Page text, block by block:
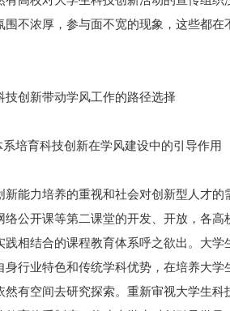
围不浓厚，参与面不宽的现象，这些都
技创新带动学风工作的路径选择
培育科技创新在学风建设中的引导作用
新能力培养的重视和社会对创新型人才
络公开课等第二课堂的开发、开放，各
践相结合的课程教育体系呼之欲出。大
身行业特色和传统学科优势，在培养大
然有空间去研究探索。重新审视大学生